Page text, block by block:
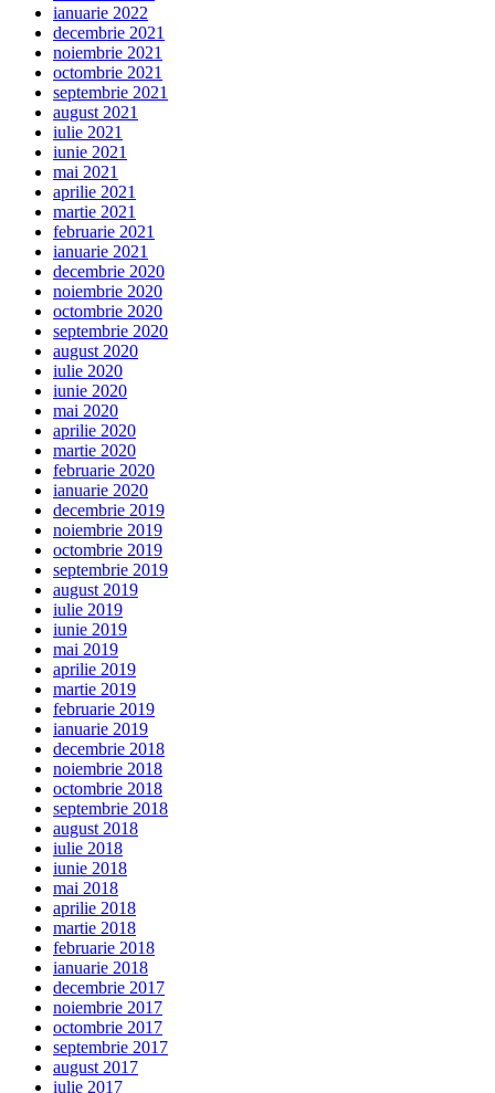
ianuarie 2022
decembrie 2021
noiembrie 2021
octombrie 2021
septembrie 2021
august 2021
iulie 2021
iunie 2021
mai 2021
aprilie 2021
martie 2021
februarie 2021
ianuarie 2021
decembrie 2020
noiembrie 2020
octombrie 2020
septembrie 2020
august 2020
iulie 2020
iunie 2020
mai 2020
aprilie 2020
martie 2020
februarie 2020
ianuarie 2020
decembrie 2019
noiembrie 2019
octombrie 2019
septembrie 2019
august 2019
iulie 2019
iunie 2019
mai 2019
aprilie 2019
martie 2019
februarie 2019
ianuarie 2019
decembrie 2018
noiembrie 2018
octombrie 2018
septembrie 2018
august 2018
iulie 2018
iunie 2018
mai 2018
aprilie 2018
martie 2018
februarie 2018
ianuarie 2018
decembrie 2017
noiembrie 2017
octombrie 2017
septembrie 2017
august 2017
iulie 2017